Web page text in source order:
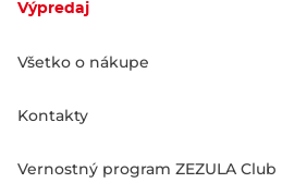
Výpredaj
Všetko o nákupe
Kontakty
Vernostný program ZEZULA Club
272.90 € 390.00 €